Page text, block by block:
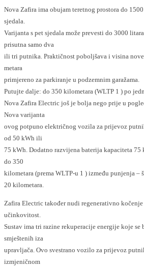
Nova Zafira ima obujam teretnog prostora do
sjedala.
Varijanta s pet sjedala može prevesti do 3000
prisutna samo dva
ili tri putnika. Praktičnost poboljšava i visina
metara
primjereno za parkiranje u podzemnim garažama.
Putujte dalje: do 350 kilometara (WLTP 1 ) po
Nova Zafira Electric još je bolja nego prije u
Nova varijanta
ovog potpuno električnog vozila za prijevoz
od 50 kWh ili
75 kWh. Dodatno razvijena baterija kapaciteta 75
do 350
kilometara (prema WLTP-u 1 ) između punjenja –
20 kilometara.
Zafira Electric također nudi regenerativno kočenje
učinkovitost.
Sustav ima tri razine rekuperacije energije koje se
smještenih iza
upravljača. Ovo svestrano vozilo za prijevoz
izmjeničnom